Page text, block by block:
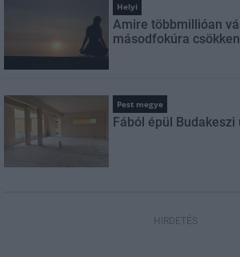
Helyi
Amire többmillióan
másodfokúra
Pest megye
Fából épül Budakeszi
HIRDETÉS